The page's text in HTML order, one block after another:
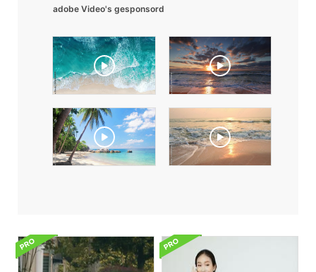
adobe Video's gesponsord